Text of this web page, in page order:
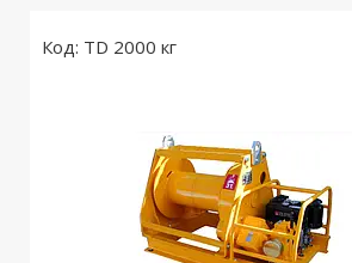
TD 2000 кг